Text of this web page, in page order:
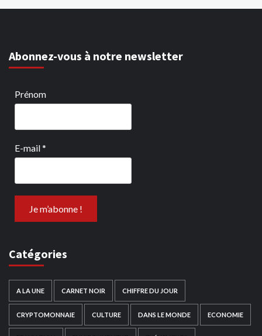
Abonnez-vous à notre newsletter
Prénom
E-mail*
Catégories
A LA UNE CARNET NOIR CHIFFRE DU JOUR
CRYPTOMONNAIE CULTURE DANS LE MONDE ECONOMIE